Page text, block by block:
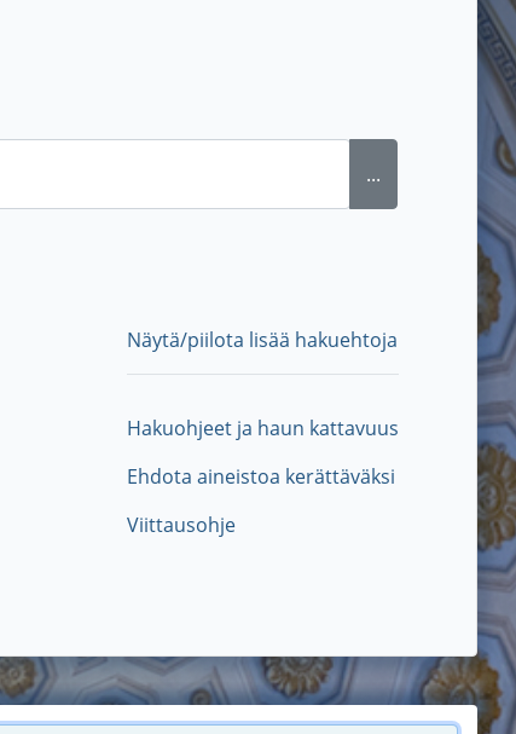
...
Näytä/piilota lisää hakuehtoja
Hakuohjeet ja haun kattavuus
Ehdota aineistoa kerättäväksi
Viittausohje